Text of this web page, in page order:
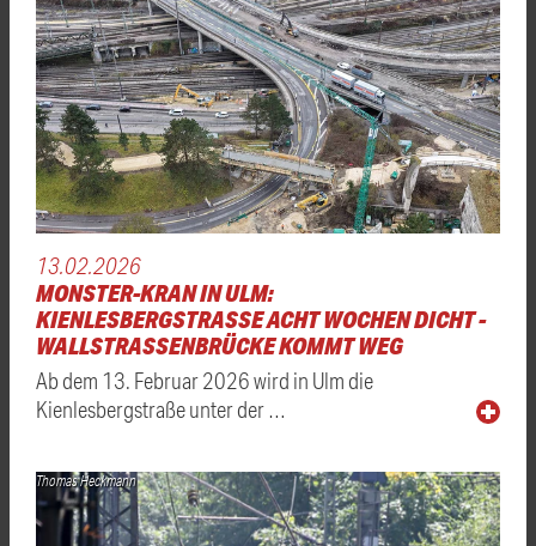
13.02.2026
MONSTER-KRAN IN ULM:
KIENLESBERGSTRASSE ACHT WOCHEN DICHT - W
ALLSTRASSENBRÜCKE KOMMT WEG
Ab dem 13. Februar 2026 wird in Ulm die
Kienlesbergstraße unter der …
Thomas Heckmann